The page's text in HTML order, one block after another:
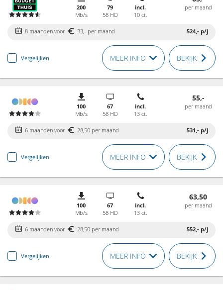
200
Mb/s
79
58 HD
incl.
10 ct.
per maand
8 maanden voor 33,- per maand 524,- p/j
Vergelijken MEER INFO BEKIJK
100
Mb/s
67
58 HD
incl.
13 ct.
55,-
per maand
6 maanden voor 28,50 per maand 531,- p/j
Vergelijken MEER INFO BEKIJK
100
Mb/s
67
58 HD
incl.
13 ct.
63,50
per maand
6 maanden voor 28,50 per maand 552,- p/j
Vergelijken MEER INFO BEKIJK